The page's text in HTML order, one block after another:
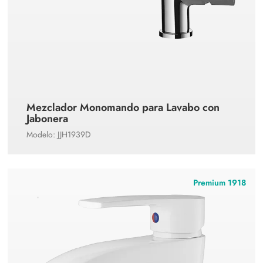
Mezclador Monomando para Lavabo con
Jabonera
Modelo: JJH1939D
Premium 1918